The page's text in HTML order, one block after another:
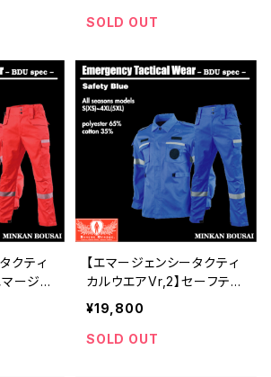
SOLD OUT
クティ
ージェ
| 危機
【エマージェンシータクティ
カルウエアVr,2】セーフティ
ブルー活動服 | 危機管理ブ
ランド民間防災
¥19,800
SOLD OUT